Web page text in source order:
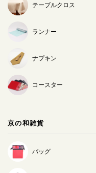
テーブルクロス
ランナー
ナプキン
コースター
京の和雑貨
バッグ